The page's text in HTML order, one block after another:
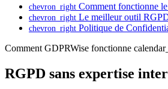
chevron_right Comment fonctionne
chevron_right Le meilleur outil
chevron_right Politique de
Comment GDPRWise fonctionne
RGPD sans expertise